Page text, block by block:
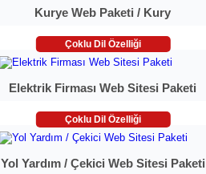
Kurye Web Paketi / Kury
Çoklu Dil Özelliği
Elektrik Firması Web Sitesi Paketi
Çoklu Dil Özelliği
Yol Yardım / Çekici Web Sitesi Paketi